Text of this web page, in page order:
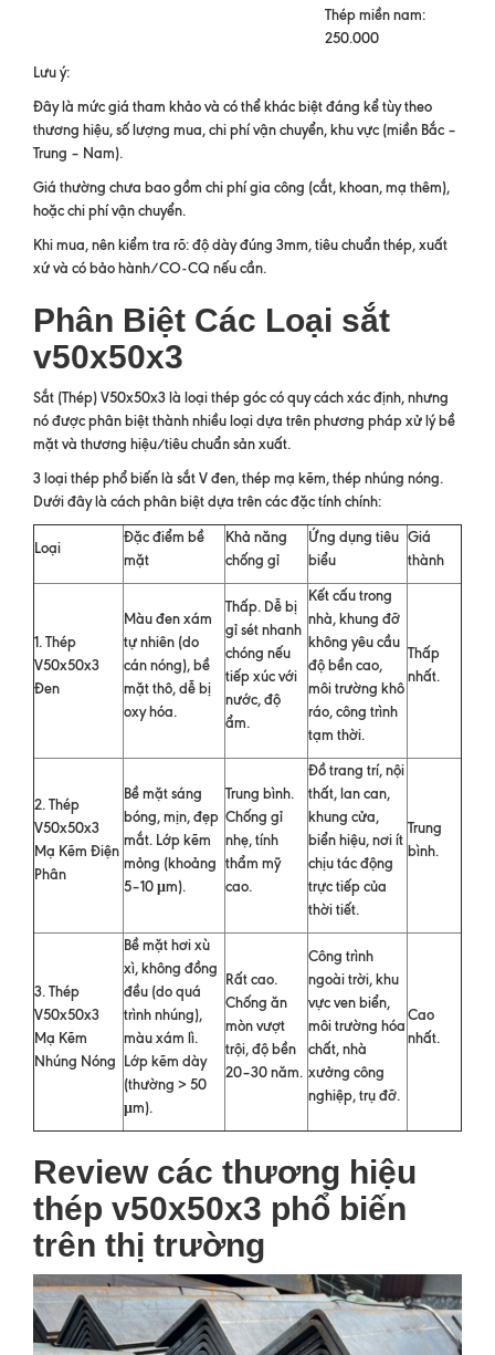
Thép miền nam:
250.000
Lưu ý:
Đây là mức giá tham khảo và có thể khác biệt đáng kể tùy theo
thương hiệu, số lượng mua, chi phí vận chuyển, khu vực (miền Bắc –
Trung – Nam).
Giá thường chưa bao gồm chi phí gia công (cắt, khoan, mạ thêm),
hoặc chi phí vận chuyển.
Khi mua, nên kiểm tra rõ: độ dày đúng 3mm, tiêu chuẩn thép, xuất
xứ và có bảo hành/CO-CQ nếu cần.
Phân Biệt Các Loại sắt
v50x50x3
Sắt (Thép) V50x50x3 là loại thép góc có quy cách xác định, nhưng
nó được phân biệt thành nhiều loại dựa trên phương pháp xử lý bề
mặt và thương hiệu/tiêu chuẩn sản xuất.
3 loại thép phổ biến là sắt V đen, thép mạ kẽm, thép nhúng nóng.
Dưới đây là cách phân biệt dựa trên các đặc tính chính:
Loại
Đặc điểm bề
mặt
Khả năng
chống gỉ
Ứng dụng tiêu
biểu
Giá
thành
1. Thép
V50x50x3
Đen
Màu đen xám
tự nhiên (do
cán nóng), bề
mặt thô, dễ bị
oxy hóa.
Thấp. Dễ bị
gỉ sét nhanh
chóng nếu
tiếp xúc với
nước, độ
ẩm.
Kết cấu trong
nhà, khung đỡ
không yêu cầu
độ bền cao,
môi trường khô
ráo, công trình
tạm thời.
Thấp
nhất.
2. Thép
V50x50x3
Mạ Kẽm Điện
Phân
Bề mặt sáng
bóng, mịn, đẹp
mắt. Lớp kẽm
mỏng (khoảng
5–10 μm).
Trung bình.
Chống gỉ
nhẹ, tính
thẩm mỹ
cao.
Đồ trang trí, nội
thất, lan can,
khung cửa,
biển hiệu, nơi ít
chịu tác động
trực tiếp của
thời tiết.
Trung
bình.
3. Thép
V50x50x3
Mạ Kẽm
Nhúng Nóng
Bề mặt hơi xù
xì, không đồng
đều (do quá
trình nhúng),
màu xám lì.
Lớp kẽm dày
(thường > 50
μm).
Rất cao.
Chống ăn
mòn vượt
trội, độ bền
20–30 năm.
Công trình
ngoài trời, khu
vực ven biển,
môi trường hóa
chất, nhà
xưởng công
nghiệp, trụ đỡ.
Cao
nhất.
Review các thương hiệu
thép v50x50x3 phổ biến
trên thị trường